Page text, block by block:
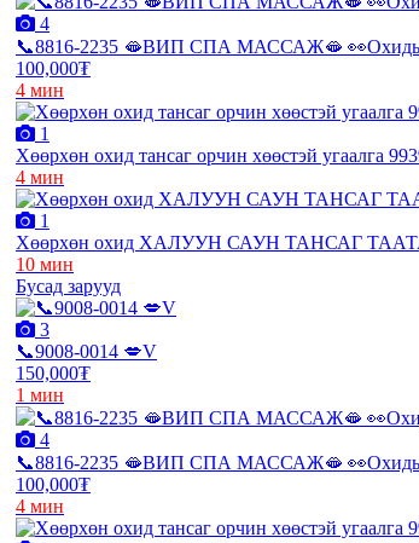
4
📞8816-2235 🫦ВИП СПА МАССАЖ🫦
100,000₮
4 мин
1
Хөөрхөн охид тансаг орчин хөөстэй угаалга
4 мин
1
Хөөрхөн охид ХАЛУУН САУН ТАНСАГ
10 мин
Бусад зарууд
3
📞9008-0014 💋V
150,000₮
1 мин
4
📞8816-2235 🫦ВИП СПА МАССАЖ🫦
100,000₮
4 мин